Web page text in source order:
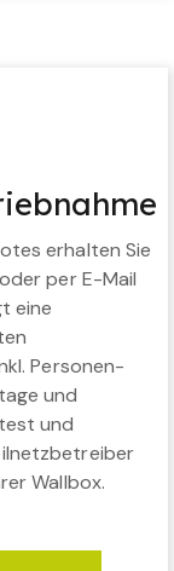
erhalten Sie
per E-Mail
eine
Personen-
und
und
Wallbox.